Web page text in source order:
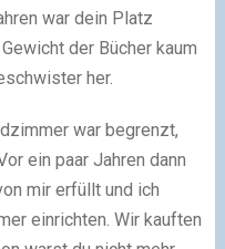
war dein Platz
der Bücher kaum
her.
war begrenzt,
ein paar Jahren dann
mir erfüllt und ich
einrichten. Wir kauften